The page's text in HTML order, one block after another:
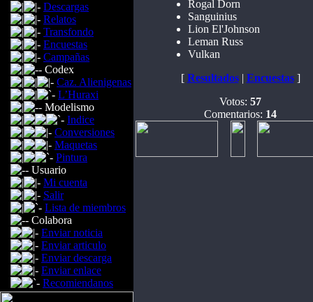
Descargas
Relatos
Transfondo
Encuestas
Campañas
Codex
Caz. Alienigenas
L’Huraxi
Modelismo
Indice
Conversiones
Maquetas
Pintura
Usuario
Mi cuenta
Salir
Lista de miembros
Colabora
Enviar noticia
Enviar articulo
Enviar descarga
Enviar enlace
Recomiendanos
Rogal Dorn
Sanguinius
Lion El'Johnson
Leman Russ
Vulkan
[ Resultados| Encuestas]
Votos: 57
Comentarios: 14